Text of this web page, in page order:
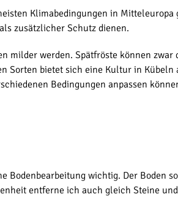
Klimabedingungen in
zusätzlicher Schutz dienen.
milder werden. Spätfröste können
Sorten bietet sich eine Kultur in
Bedingungen anpassen
Bodenbearbeitung wichtig. Der Boden
entferne ich auch gleich Steine